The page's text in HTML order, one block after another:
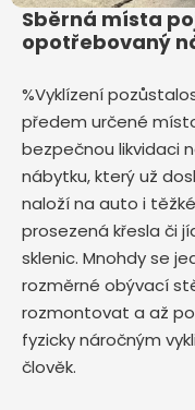
Sběrná místa
opotřebovaný
%Vyklízení
předem určené
bezpečnou likvidaci
nábytku, který už
naloží na auto i
prosezená křesla či
sklenic. Mnohdy se
rozměrné obývací
rozmontovat a až
fyzicky náročným
člověk.